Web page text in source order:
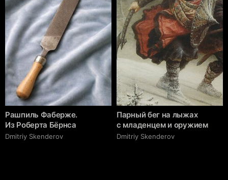
Рашпиль Фаберже.
Из Роберта Бёрнса
Dmitriy Skenderov
Парный бег на лыжах
с младенцем и оружием
Dmitriy Skenderov